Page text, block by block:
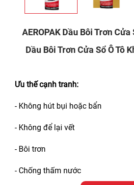
AEROPAK Dầu Bôi Trơn
Dầu Bôi Trơn Cửa Sổ Ô Tô
Ưu thế cạnh tranh:
- Không hút bụi hoặc bẩn
- Không để lại vết
- Bôi trơn
- Chống thấm nước